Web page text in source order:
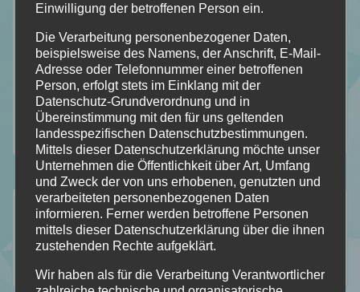
Folgt mir auf…
Folgt
112
Folgt
184
Folgt
18
Folgt
2
Einwilligung der betroffenen Person ein.
Die Verarbeitung personenbezogener Daten,
beispielsweise des Namens, der Anschrift, E-Mail-
Adresse oder Telefonnummer einer betroffenen
Person, erfolgt stets im Einklang mit der
Datenschutz-Grundverordnung und in
Übereinstimmung mit den für uns geltenden
landesspezifischen Datenschutzbestimmungen.
Mittels dieser Datenschutzerklärung möchte unser
Unternehmen die Öffentlichkeit über Art, Umfang
und Zweck der von uns erhobenen, genutzten und
verarbeiteten personenbezogenen Daten
informieren. Ferner werden betroffene Personen
mittels dieser Datenschutzerklärung über die ihnen
zustehenden Rechte aufgeklärt.
Wir haben als für die Verarbeitung Verantwortlicher